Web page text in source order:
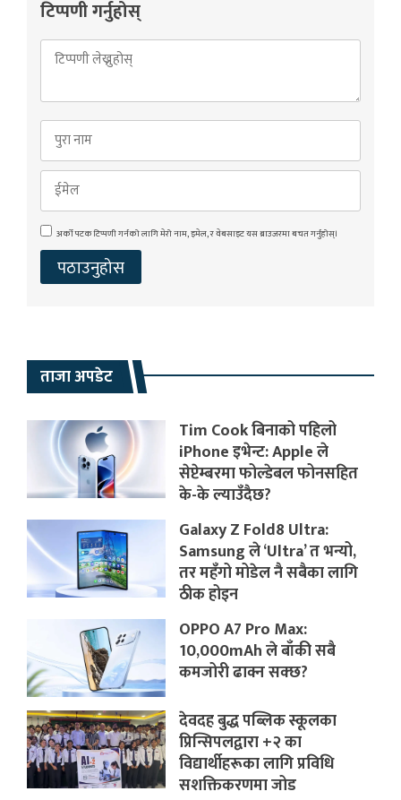
टिप्पणी गर्नुहोस्
अर्को पटक टिप्पणी गर्नको लागि मेरो नाम, इमेल, र वेबसाइट यस ब्राउजरमा बचत गर्नुहोस्।
ताजा अपडेट
Tim Cook बिनाको पहिलो
iPhone इभेन्ट: Apple ले
सेप्टेम्बरमा फोल्डेबल फोनसहित
के-के ल्याउँदैछ?
Galaxy Z Fold8 Ultra:
Samsung ले ‘Ultra’ त भन्यो,
तर महँगो मोडेल नै सबैका लागि
ठीक होइन
OPPO A7 Pro Max:
10,000mAh ले बाँकी सबै
कमजोरी ढाक्न सक्छ?
देवदह बुद्ध पब्लिक स्कूलका
प्रिन्सिपलद्वारा +२ का
विद्यार्थीहरूका लागि प्रविधि
सशक्तिकरणमा जोड